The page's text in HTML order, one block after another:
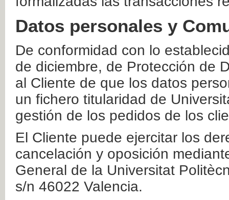
Datos personales y
De conformidad con lo
de diciembre, de Protección de
al Cliente de que los datos
un fichero titularidad de
gestión de los pedidos de los
El Cliente puede ejercitar los
cancelación y oposición
General de la Universitat
s/n 46022 Valencia.